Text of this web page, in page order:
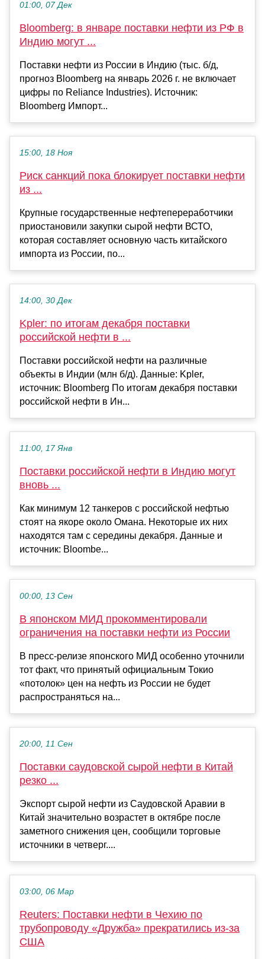
01:00, 07 Дек
Bloomberg: в январе поставки нефти из РФ в
Индию могут ...
Поставки нефти из России в Индию (тыс. б/д,
прогноз Bloomberg на январь 2026 г. не включает
цифры по Reliance Industries). Источник:
Bloomberg Импорт...
15:00, 18 Ноя
Риск санкций пока блокирует поставки нефти
из ...
Крупные государственные нефтепереработчики
приостановили закупки сырой нефти ВСТО,
которая составляет основную часть китайского
импорта из России, по...
14:00, 30 Дек
Kpler: по итогам декабря поставки
российской нефти в ...
Поставки российской нефти на различные
объекты в Индии (млн б/д). Данные: Kpler,
источник: Bloomberg По итогам декабря поставки
российской нефти в Ин...
11:00, 17 Янв
Поставки российской нефти в Индию могут
вновь ...
Как минимум 12 танкеров с российской нефтью
стоят на якоре около Омана. Некоторые их них
находятся там с середины декабря. Данные и
источник: Bloombe...
00:00, 13 Сен
В японском МИД прокомментировали
ограничения на поставки нефти из России
В пресс-релизе японского МИД особенно уточнили
тот факт, что принятый официальным Токио
«потолок» цен на нефть из России не будет
распространяться на...
20:00, 11 Сен
Поставки саудовской сырой нефти в Китай
резко ...
Экспорт сырой нефти из Саудовской Аравии в
Китай значительно возрастет в октябре после
заметного снижения цен, сообщили торговые
источники в четверг....
03:00, 06 Мар
Reuters: Поставки нефти в Чехию по
трубопроводу «Дружба» прекратились из-за
США